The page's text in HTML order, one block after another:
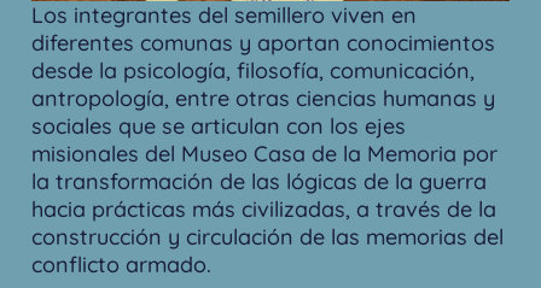
Los integrantes del semillero viven en
diferentes comunas y aportan conocimientos
desde la psicología, filosofía, comunicación,
antropología, entre otras ciencias humanas y
sociales que se articulan con los ejes
misionales del Museo Casa de la Memoria por
la transformación de las lógicas de la guerra
hacia prácticas más civilizadas, a través de la
construcción y circulación de las memorias del
conflicto armado.